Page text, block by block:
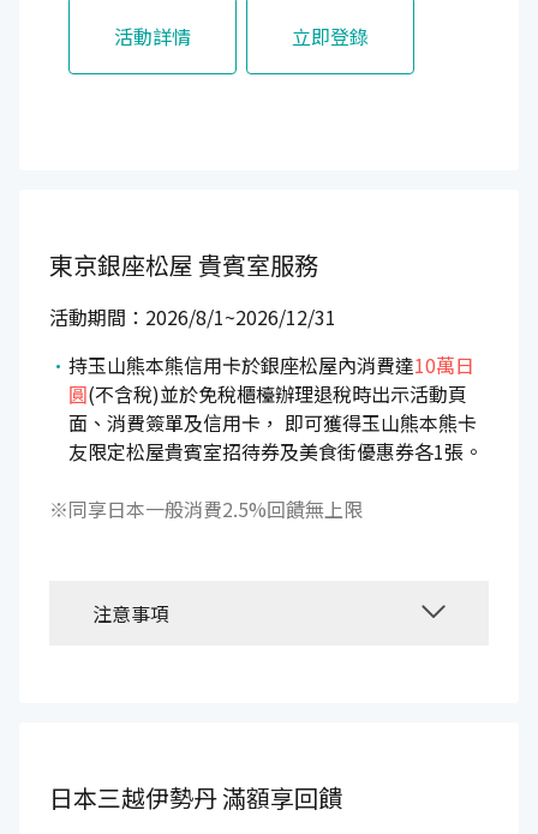
活動詳情 立即登錄
東京銀座松屋 貴賓室服務
活動期間：2026/8/1~2026/12/31
持玉山熊本熊信用卡於銀座松屋內消費達10萬日
圓(不含稅)並於免稅櫃檯辦理退稅時出示活動頁
面、消費簽單及信用卡， 即可獲得玉山熊本熊卡
友限定松屋貴賓室招待券及美食街優惠券各1張。
※同享日本一般消費2.5%回饋無上限
注意事項
日本三越伊勢丹滿額享回饋